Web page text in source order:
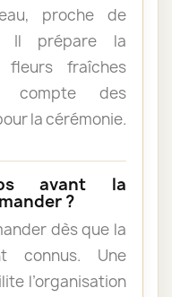
proche de
Il prépare la
fleurs fraîches
compte des
la cérémonie.
avant la
?
dès que la
connus. Une
l’organisation